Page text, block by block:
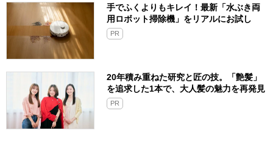
手でふくよりもキレイ！最新「水ぶき両
用ロボット掃除機」をリアルにお試し
PR
20年積み重ねた研究と匠の技。「艶髪」
を追求した1本で、大人髪の魅力を再発見
PR